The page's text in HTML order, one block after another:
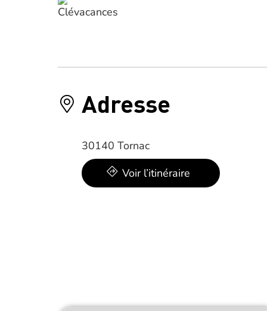
Adresse
30140 Tornac
Voir l’itinéraire